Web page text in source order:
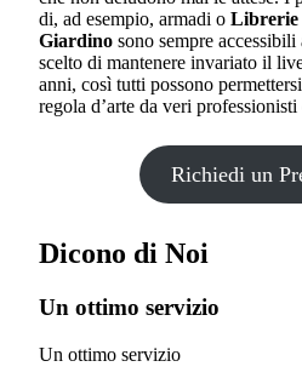
di, ad esempio, armadi o Librerie
Giardino sono sempre
scelto di mantenere invariato il
anni, così tutti possono
regola d’arte da veri professionisti
Richiedi un
Dicono di Noi
Un ottimo servizio
Un ottimo servizio